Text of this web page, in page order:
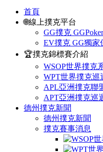
首頁
🌐線上撲克平台
GG撲克
EV撲克 GG獨家
🏆撲克錦標賽介紹
WSOP世界撲克
WPT世界撲克巡
APL亞洲撲克聯
APT亞洲撲克巡
德州撲克新聞
德州撲克新聞
撲克賽事消息